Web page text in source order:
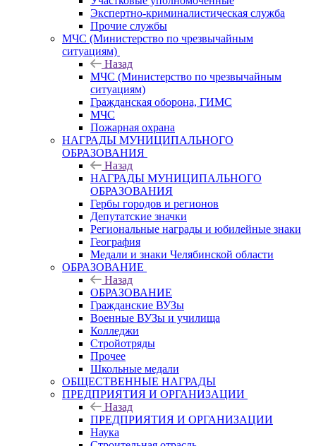
Экспертно-криминалистическая служба
Прочие службы
МЧС (Министерство по чрезвычайным
ситуациям)
Назад
МЧС (Министерство по чрезвычайным
ситуациям)
Гражданская оборона, ГИМС
МЧС
Пожарная охрана
НАГРАДЫ МУНИЦИПАЛЬНОГО
ОБРАЗОВАНИЯ
Назад
НАГРАДЫ МУНИЦИПАЛЬНОГО
ОБРАЗОВАНИЯ
Гербы городов и регионов
Депутатские значки
Региональные награды и юбилейные знаки
География
Медали и знаки Челябинской области
ОБРАЗОВАНИЕ
Назад
ОБРАЗОВАНИЕ
Гражданские ВУЗы
Военные ВУЗы и училища
Колледжи
Стройотряды
Прочее
Школьные медали
ОБЩЕСТВЕННЫЕ НАГРАДЫ
ПРЕДПРИЯТИЯ И ОРГАНИЗАЦИИ
Назад
ПРЕДПРИЯТИЯ И ОРГАНИЗАЦИИ
Наука